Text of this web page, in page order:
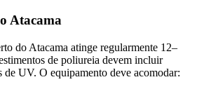
Atacama
do Atacama atinge regularmente 12–
de poliureia devem incluir
de UV. O equipamento deve acomodar: